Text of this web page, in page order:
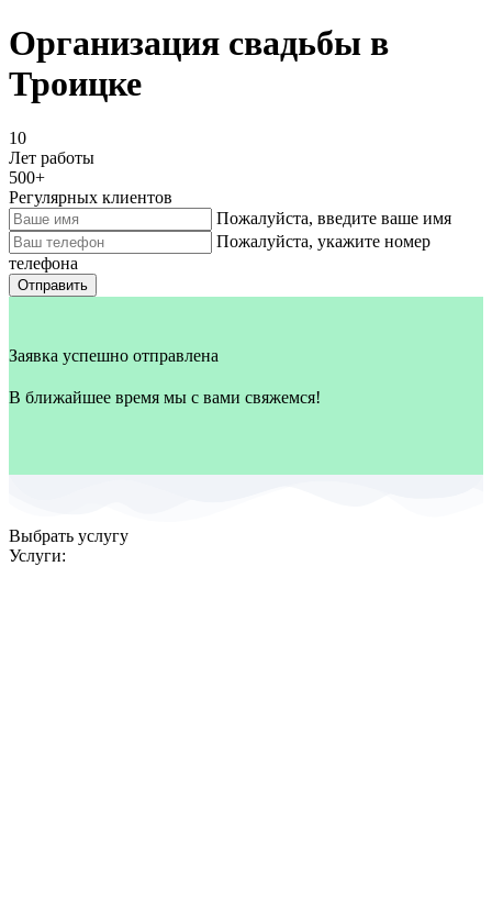
Организация свадьбы в
Троицке
10
Лет работы
500+
Регулярных клиентов
Пожалуйста, введите ваше имя
Пожалуйста, укажите номер
телефона
Отправить
Заявка успешно отправлена
В ближайшее время мы с вами свяжемся!
Выбрать услугу
Услуги: